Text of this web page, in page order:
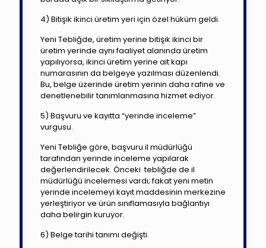
4) Bitişik ikinci üretim yeri için özel hüküm geldi.
Yeni Tebliğde, üretim yerine bitişik ikinci bir
üretim yerinde aynı faaliyet alanında üretim
yapılıyorsa, ikinci üretim yerine ait kapı
numarasının da belgeye yazılması düzenlendi.
Bu, belge üzerinde üretim yerinin daha rafine ve
denetlenebilir tanımlanmasına hizmet ediyor.
5) Başvuru ve kayıtta “yerinde inceleme”
vurgusu.
Yeni Tebliğe göre, başvuru il müdürlüğü
tarafından yerinde inceleme yapılarak
değerlendirilecek. Önceki tebliğde de il
müdürlüğü incelemesi vardı; fakat yeni metin
yerinde incelemeyi kayıt maddesinin merkezine
yerleştiriyor ve ürün sınıflamasıyla bağlantıyı
daha belirgin kuruyor.
6) Belge tarihi tanımı değişti.